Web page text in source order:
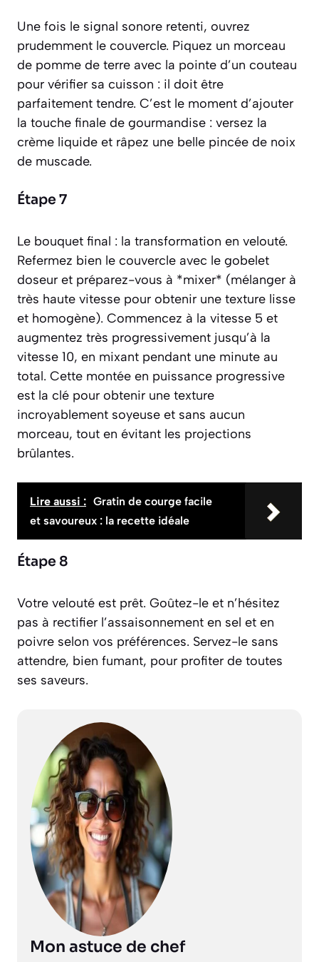
Une fois le signal sonore retenti, ouvrez
prudemment le couvercle. Piquez un morceau
de pomme de terre avec la pointe d’un couteau
pour vérifier sa cuisson : il doit être
parfaitement tendre. C’est le moment d’ajouter
la touche finale de gourmandise : versez la
crème liquide et râpez une belle pincée de noix
de muscade.
Étape 7
Le bouquet final : la transformation en velouté.
Refermez bien le couvercle avec le gobelet
doseur et préparez-vous à *mixer* (mélanger à
très haute vitesse pour obtenir une texture lisse
et homogène). Commencez à la vitesse 5 et
augmentez très progressivement jusqu’à la
vitesse 10, en mixant pendant une minute au
total. Cette montée en puissance progressive
est la clé pour obtenir une texture
incroyablement soyeuse et sans aucun
morceau, tout en évitant les projections
brûlantes.
Lire aussi : Gratin de courge facile
et savoureux : la recette idéale
Étape 8
Votre velouté est prêt. Goûtez-le et n’hésitez
pas à rectifier l’assaisonnement en sel et en
poivre selon vos préférences. Servez-le sans
attendre, bien fumant, pour profiter de toutes
ses saveurs.
Mon astuce de chef